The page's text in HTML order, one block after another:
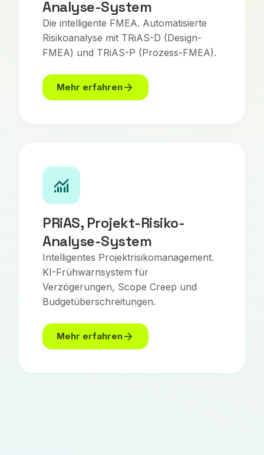
Analyse-System
Die intelligente FMEA. Automatisierte
Risikoanalyse mit TRiAS-D (Design-
FMEA) und TRiAS-P (Prozess-FMEA).
Mehr erfahrenarrow_forward
monitoring
PRiAS, Projekt-Risiko-
Analyse-System
Intelligentes Projektrisikomanagement.
KI-Frühwarnsystem für
Verzögerungen, Scope Creep und
Budgetüberschreitungen.
Mehr erfahrenarrow_forward